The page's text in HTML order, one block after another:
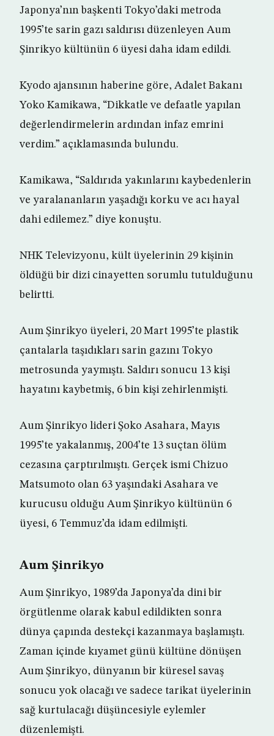
Japonya’nın başkenti Tokyo’daki metroda
1995’te sarin gazı saldırısı düzenleyen Aum
Şinrikyo kültünün 6 üyesi daha idam edildi.
Kyodo ajansının haberine göre, Adalet Bakanı
Yoko Kamikawa, “Dikkatle ve defaatle yapılan
değerlendirmelerin ardından infaz emrini
verdim.” açıklamasında bulundu.
Kamikawa, “Saldırıda yakınlarını kaybedenlerin
ve yaralananların yaşadığı korku ve acı hayal
dahi edilemez.” diye konuştu.
NHK Televizyonu, kült üyelerinin 29 kişinin
öldüğü bir dizi cinayetten sorumlu tutulduğunu
belirtti.
Aum Şinrikyo üyeleri, 20 Mart 1995’te plastik
çantalarla taşıdıkları sarin gazını Tokyo
metrosunda yaymıştı. Saldırı sonucu 13 kişi
hayatını kaybetmiş, 6 bin kişi zehirlenmişti.
Aum Şinrikyo lideri Şoko Asahara, Mayıs
1995’te yakalanmış, 2004’te 13 suçtan ölüm
cezasına çarptırılmıştı. Gerçek ismi Chizuo
Matsumoto olan 63 yaşındaki Asahara ve
kurucusu olduğu Aum Şinrikyo kültünün 6
üyesi, 6 Temmuz’da idam edilmişti.
Aum Şinrikyo
Aum Şinrikyo, 1989’da Japonya’da dini bir
örgütlenme olarak kabul edildikten sonra
dünya çapında destekçi kazanmaya başlamıştı.
Zaman içinde kıyamet günü kültüne dönüşen
Aum Şinrikyo, dünyanın bir küresel savaş
sonucu yok olacağı ve sadece tarikat üyelerinin
sağ kurtulacağı düşüncesiyle eylemler
düzenlemişti.